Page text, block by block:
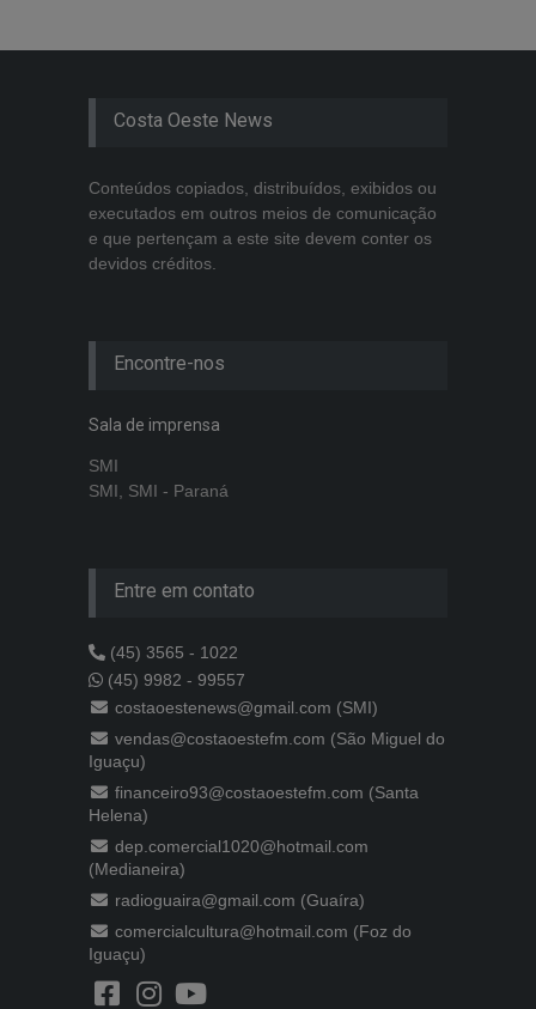
Costa Oeste News
Conteúdos copiados, distribuídos, exibidos ou
executados em outros meios de comunicação
e que pertençam a este site devem conter os
devidos créditos.
Encontre-nos
Sala de imprensa
SMI
SMI, SMI - Paraná
Entre em contato
(45) 3565 - 1022
(45) 9982 - 99557
costaoestenews@gmail.com (SMI)
vendas@costaoestefm.com (São Miguel do
Iguaçu)
financeiro93@costaoestefm.com (Santa
Helena)
dep.comercial1020@hotmail.com
(Medianeira)
radioguaira@gmail.com (Guaíra)
comercialcultura@hotmail.com (Foz do
Iguaçu)